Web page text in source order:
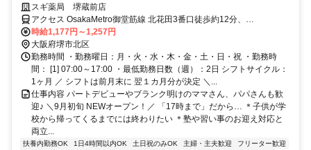
～ スギ薬局 堺蔵前店
アクセス OsakaMetro御堂筋線 北花田3番口徒歩約12分、
OsakaMetro御堂筋線 新金岡1番口徒歩約13分、近鉄南大阪線 布忍徒
歩約26分
時給1,177円～1,257円
大阪府堺市北区
勤務時間 ・勤務曜日：月・火・水・木・金・土・日・祝 ・勤務時
間： [1] 07:00～17:00 ・最低勤務日数（週）：2日 シフトサイクル：
1ヶ月 ／ シフトは前月末に 翌１カ月分が決定 ＼...
仕事内容 パートデビューやブランク明けのママさん、パパさんも歓
迎♪ ＼9月初旬 NEWオープン！／ 「17時まで」だから… ＊子供が学
校から帰ってくるまでには終わりたい ＊塾や習い事のお迎え対応と
両立...
扶養内勤務OK 1日4時間以内OK 土日祝のみOK 主婦・主夫歓迎
フリーター歓迎